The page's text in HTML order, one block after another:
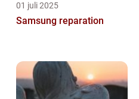
01 juli 2025
Samsung reparation